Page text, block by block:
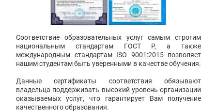
Соответствие образовательных услуг самым строгим
национальным стандартам ГОСТ Р, а также
международным стандартам ISO 9001:2015 позволяет
нашим студентам быть уверенными в качестве обучения.
Данные сертификаты соответствия обязывают
владельца поддерживать высокий уровень организации
оказываемых услуг, что гарантирует Вам получение
качественного образования.